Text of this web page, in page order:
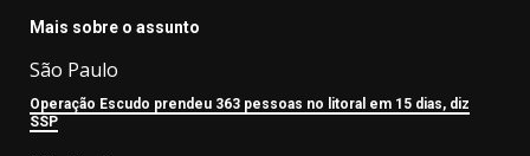
Mais sobre o assunto
São Paulo
Operação Escudo prendeu 363 pessoas no litoral em 15 dias, diz
SSP